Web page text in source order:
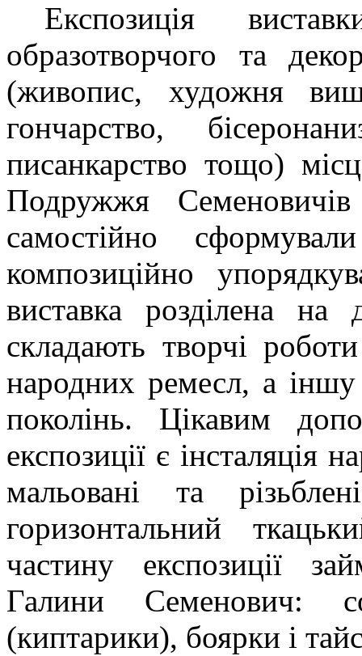
Експозиція
образотворчого та
(живопис, художня
гончарство,
писанкарство тощо)
Подружжя Семеновичів
самостійно
композиційно
виставка розділена
складають творчі
народних ремесл, а
поколінь. Цікавим
експозиції є інсталяція
мальовані та
горизонтальний
частину експозиції
Галини Семенович:
(киптарики), боярки і